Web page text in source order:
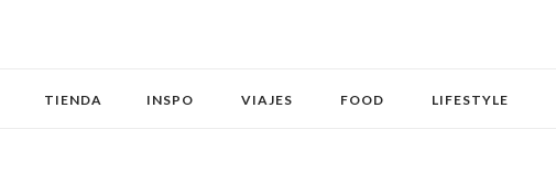
TIENDA INSPO VIAJES FOOD LIFESTYLE